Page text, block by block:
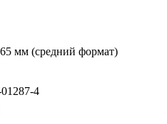
мм (средний формат)
4